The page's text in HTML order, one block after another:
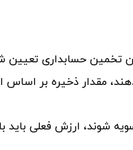
تخمین حسابداری تعیین
مقدار ذخیره بر اساس
شوند، ارزش فعلی باید